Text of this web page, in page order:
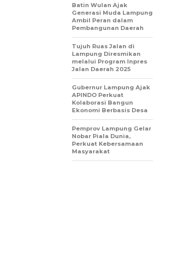
Batin Wulan Ajak
Generasi Muda Lampung
Ambil Peran dalam
Pembangunan Daerah
Tujuh Ruas Jalan di
Lampung Diresmikan
melalui Program Inpres
Jalan Daerah 2025
Gubernur Lampung Ajak
APINDO Perkuat
Kolaborasi Bangun
Ekonomi Berbasis Desa
Pemprov Lampung Gelar
Nobar Piala Dunia,
Perkuat Kebersamaan
Masyarakat